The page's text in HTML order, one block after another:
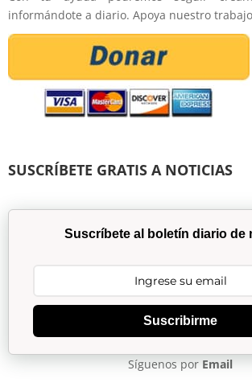
informándote a diario. Apoya nuestro
SUSCRÍBETE GRATIS A NOTICIAS
Suscríbete al boletín diario de
Suscribirme
Síguenos por Email